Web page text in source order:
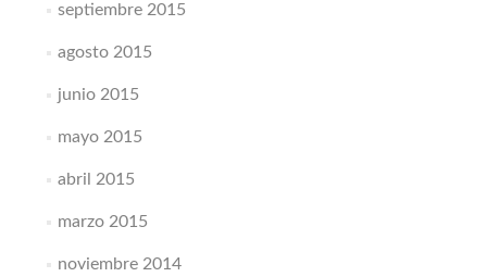
septiembre 2015
agosto 2015
junio 2015
mayo 2015
abril 2015
marzo 2015
noviembre 2014